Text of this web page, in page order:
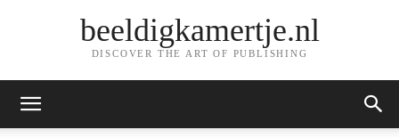
beeldigkamertje.nl
DISCOVER THE ART OF PUBLISHING